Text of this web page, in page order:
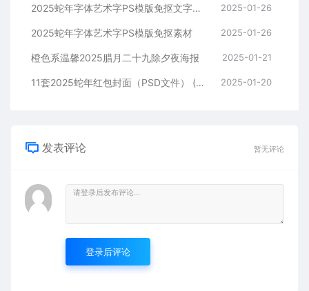
2025蛇年字体艺术字PS模版免抠文字素材 2025-01-26
2025蛇年字体艺术字PS模版免抠素材 2025-01-26
橙色系温馨2025腊月二十九除夕夜海报 2025-01-21
11套2025蛇年红包封面（PSD文件） (二) 2025-01-20
发表评论 暂无评论
登录后评论